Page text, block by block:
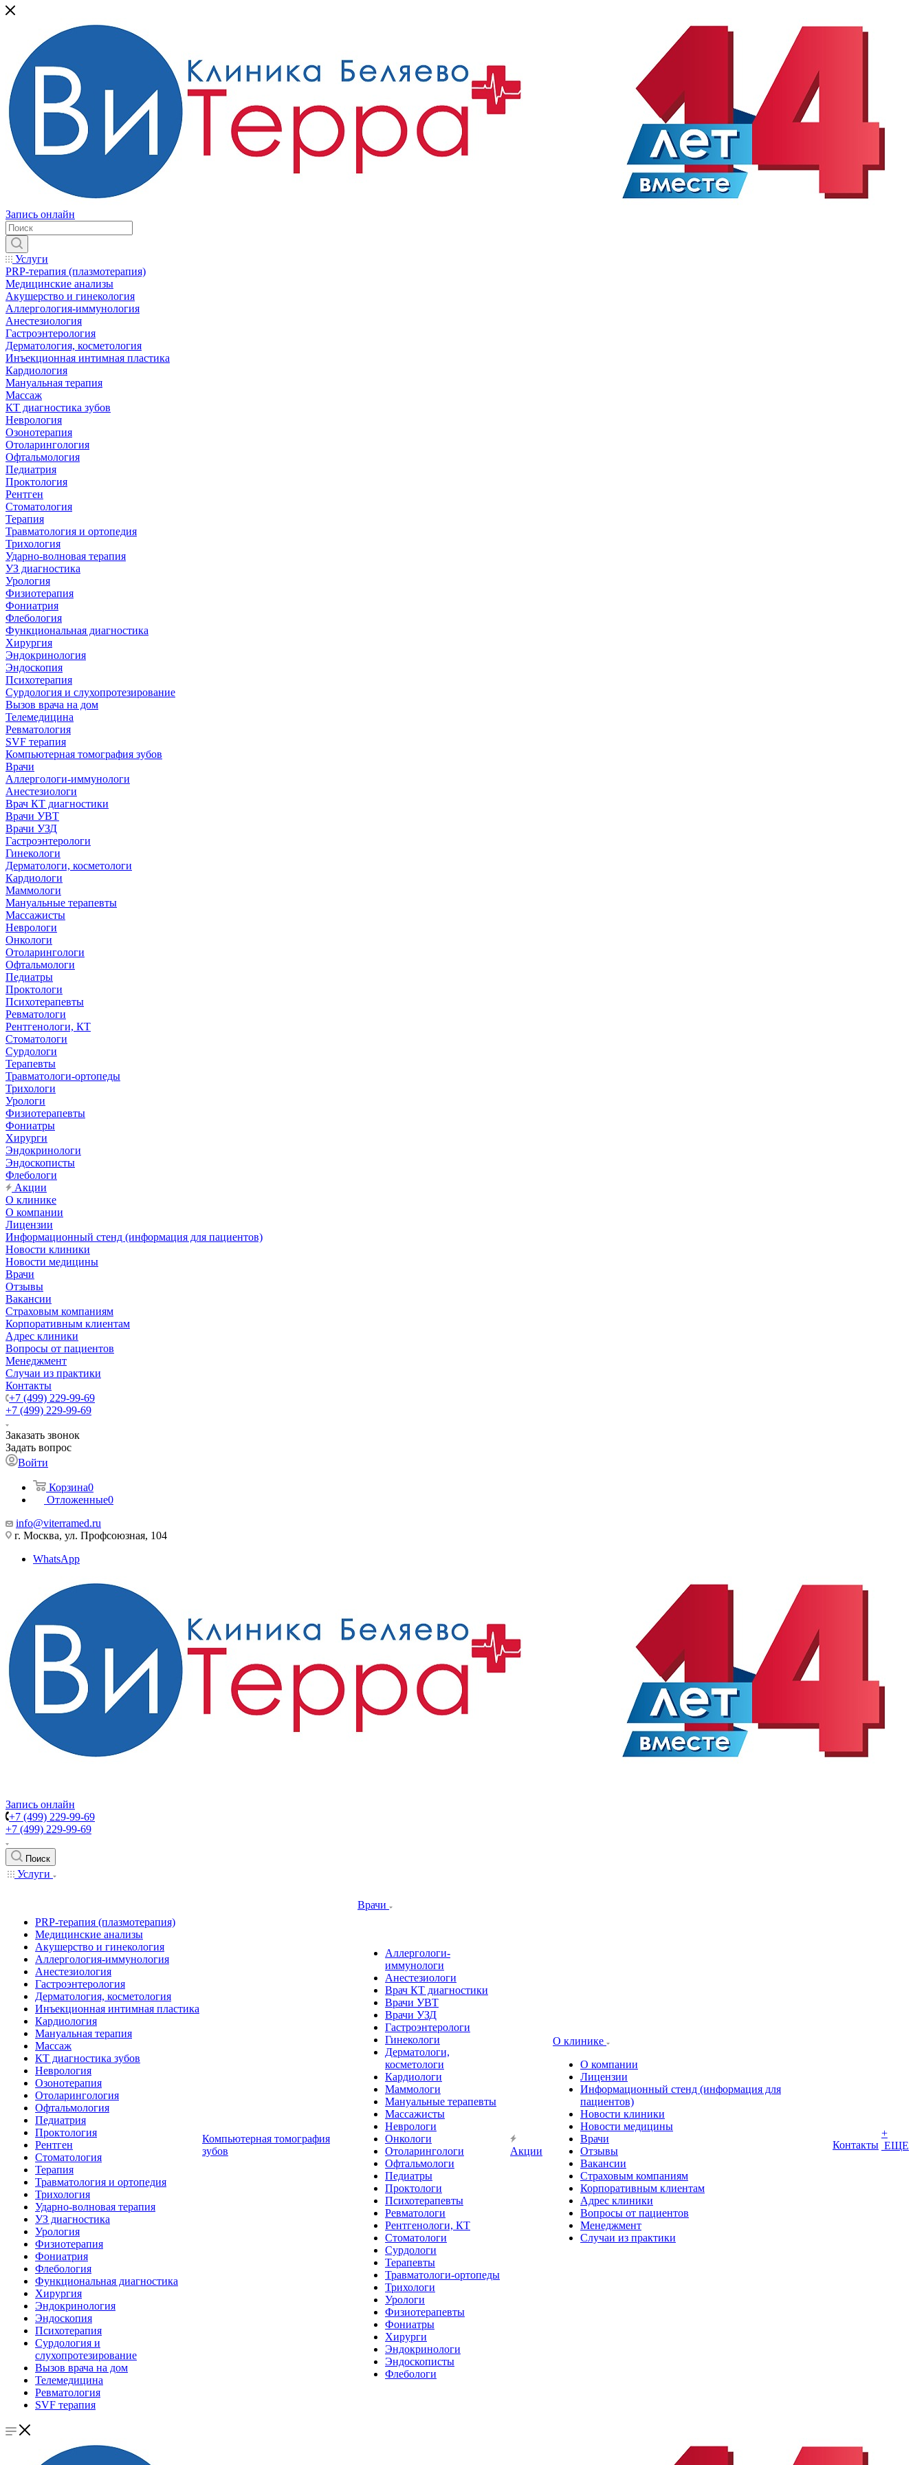
Запись онлайн
Услуги
PRP-терапия (плазмотерапия)
Медицинские анализы
Акушерство и гинекология
Аллергология-иммунология
Анестезиология
Гастроэнтерология
Дерматология, косметология
Инъекционная интимная пластика
Кардиология
Мануальная терапия
Массаж
КТ диагностика зубов
Неврология
Озонотерапия
Отоларингология
Офтальмология
Педиатрия
Проктология
Рентген
Стоматология
Терапия
Травматология и ортопедия
Трихология
Ударно-волновая терапия
УЗ диагностика
Урология
Физиотерапия
Фониатрия
Флебология
Функциональная диагностика
Хирургия
Эндокринология
Эндоскопия
Психотерапия
Сурдология и слухопротезирование
Вызов врача на дом
Телемедицина
Ревматология
SVF терапия
Компьютерная томография зубов
Врачи
Аллергологи-иммунологи
Анестезиологи
Врач КТ диагностики
Врачи УВТ
Врачи УЗД
Гастроэнтерологи
Гинекологи
Дерматологи, косметологи
Кардиологи
Маммологи
Мануальные терапевты
Массажисты
Неврологи
Онкологи
Отоларингологи
Офтальмологи
Педиатры
Проктологи
Психотерапевты
Ревматологи
Рентгенологи, КТ
Стоматологи
Сурдологи
Терапевты
Травматологи-ортопеды
Трихологи
Урологи
Физиотерапевты
Фониатры
Хирурги
Эндокринологи
Эндоскописты
Флебологи
Акции
О клинике
О компании
Лицензии
Информационный стенд (информация для пациентов)
Новости клиники
Новости медицины
Врачи
Отзывы
Вакансии
Страховым компаниям
Корпоративным клиентам
Адрес клиники
Вопросы от пациентов
Менеджмент
Случаи из практики
Контакты
+7 (499) 229-99-69
+7 (499) 229-99-69
Заказать звонок
Задать вопрос
Войти
Корзина0
Отложенные0
info@viterramed.ru
г. Москва, ул. Профсоюзная, 104
WhatsApp
Запись онлайн
+7 (499) 229-99-69
+7 (499) 229-99-69
Поиск
Услуги
PRP-терапия (плазмотерапия)
Медицинские анализы
Акушерство и гинекология
Аллергология-иммунология
Анестезиология
Гастроэнтерология
Дерматология, косметология
Инъекционная интимная пластика
Кардиология
Мануальная терапия
Массаж
КТ диагностика зубов
Неврология
Озонотерапия
Отоларингология
Офтальмология
Педиатрия
Проктология
Рентген
Стоматология
Терапия
Травматология и ортопедия
Трихология
Ударно-волновая терапия
УЗ диагностика
Урология
Физиотерапия
Фониатрия
Флебология
Функциональная диагностика
Хирургия
Эндокринология
Эндоскопия
Психотерапия
Сурдология и
слухопротезирование
Вызов врача на дом
Телемедицина
Ревматология
SVF терапия
Компьютерная томография
зубов
Врачи
Аллергологи-
иммунологи
Анестезиологи
Врач КТ диагностики
Врачи УВТ
Врачи УЗД
Гастроэнтерологи
Гинекологи
Дерматологи,
косметологи
Кардиологи
Маммологи
Мануальные терапевты
Массажисты
Неврологи
Онкологи
Отоларингологи
Офтальмологи
Педиатры
Проктологи
Психотерапевты
Ревматологи
Рентгенологи, КТ
Стоматологи
Сурдологи
Терапевты
Травматологи-ортопеды
Трихологи
Урологи
Физиотерапевты
Фониатры
Хирурги
Эндокринологи
Эндоскописты
Флебологи
Акции
О клинике
О компании
Лицензии
Информационный стенд (информация для
пациентов)
Новости клиники
Новости медицины
Врачи
Отзывы
Вакансии
Страховым компаниям
Корпоративным клиентам
Адрес клиники
Вопросы от пациентов
Менеджмент
Случаи из практики
Контакты
+
ЕЩЕ